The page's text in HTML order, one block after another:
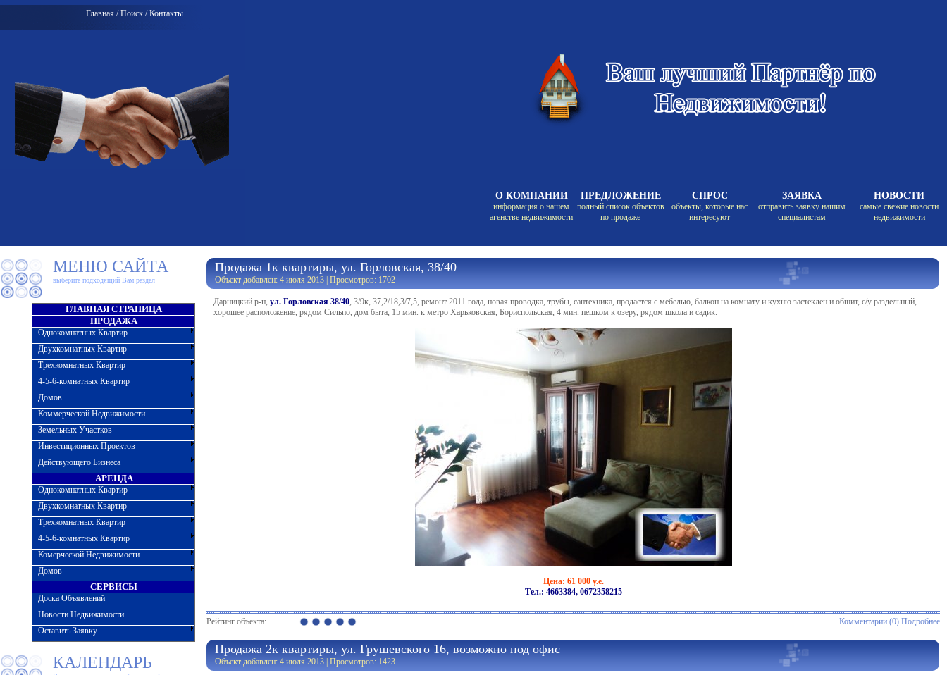
Главная /Поиск /Контакты
О КОМПАНИИ
информация о нашем
агенстве недвижимости
ПРЕДЛОЖЕНИЕ
полный список объектов
по продаже
СПРОС
объекты, которые нас
интересуют
ЗАЯВКА
отправить заявку нашим
специалистам
НОВОСТИ
самые свежие новости
недвижимости
МЕНЮ САЙТА
выберите подходящий Вам раздел
ГЛАВНАЯ СТРАНИЦА
ПРОДАЖА
Однокомнатных Квартир
Двухкомнатных Квартир
Трехкомнатных Квартир
4-5-6-комнатных Квартир
Домов
Коммерческой Недвижимости
Земельных Участков
Инвестиционных Проектов
Действующего Бизнеса
АРЕНДА
Однокомнатных Квартир
Двухкомнатных Квартир
Трехкомнатных Квартир
4-5-6-комнатных Квартир
Комерческой Недвижимости
Домов
СЕРВИСЫ
Доска Объявлений
Новости Недвижимости
Оставить Заявку
КАЛЕНДАРЬ
Продажа 1к квартиры, ул. Горловская, 38/40
Объект добавлен: 4 июля 2013 | Просмотров: 1702
Дарницкий р-н, ул. Горловская 38/40, 3/9к, 37,2/18,3/7,5, ремонт 2011 года, новая проводка, трубы, сантехника, продается с мебелью, балкон на комнату и кухню застеклен и обшит, с/у раздельный,
хорошее расположение, рядом Сильпо, дом быта, 15 мин. к метро Харьковская, Бориспольская, 4 мин. пешком к озеру, рядом школа и садик.
Цена: 61 000 у.е.
Тел.: 4663384, 0672358215
Рейтинг объекта: Комментарии (0) Подробнее
Продажа 2к квартиры, ул. Грушевского 16, возможно под офис
Объект добавлен: 4 июля 2013 | Просмотров: 1423